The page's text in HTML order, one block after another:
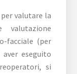
valutare la
valutazione
facciale (per
eseguito
si